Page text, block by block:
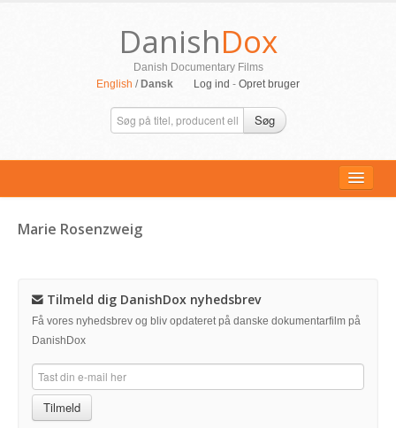
DanishDox
Danish Documentary Films
English / Dansk Log ind - Opret bruger
Søg
SUPPORT
KONTAKT
Marie Rosenzweig
Tilmeld dig DanishDox nyhedsbrev
Få vores nyhedsbrev og bliv opdateret på danske dokumentarfilm på
DanishDox
Tilmeld